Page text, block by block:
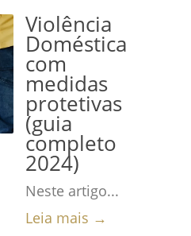
Violência
Doméstica
com
medidas
protetivas
(guia
completo
2024)
Neste artigo...
Leia mais →